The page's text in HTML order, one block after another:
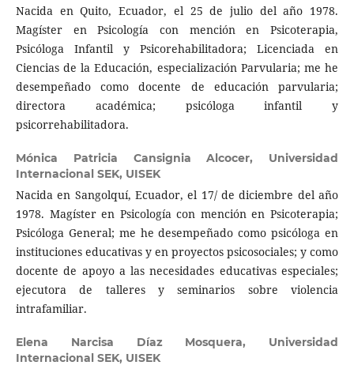
Nacida en Quito, Ecuador, el 25 de julio del año 1978.
Magíster en Psicología con mención en Psicoterapia,
Psicóloga Infantil y Psicorehabilitadora; Licenciada en
Ciencias de la Educación, especialización Parvularia; me he
desempeñado como docente de educación parvularia;
directora académica; psicóloga infantil y
psicorrehabilitadora.
Mónica Patricia Cansignia Alcocer, Universidad
Internacional SEK, UISEK
Nacida en Sangolquí, Ecuador, el 17/ de diciembre del año
1978. Magíster en Psicología con mención en Psicoterapia;
Psicóloga General; me he desempeñado como psicóloga en
instituciones educativas y en proyectos psicosociales; y como
docente de apoyo a las necesidades educativas especiales;
ejecutora de talleres y seminarios sobre violencia
intrafamiliar.
Elena Narcisa Díaz Mosquera, Universidad
Internacional SEK, UISEK